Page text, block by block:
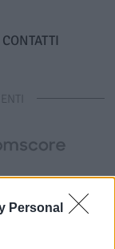
Personal
CONTATTI